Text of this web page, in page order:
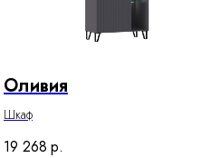
Оливия
Шкаф
19 268 р.